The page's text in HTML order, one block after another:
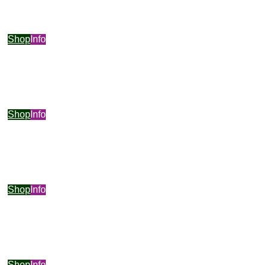
Shop Info
Shop Info
Shop Info